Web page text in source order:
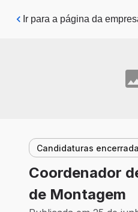
Pular para o conteúdo
Ir para a página da
Candidaturas
Coordenador
de Montagem